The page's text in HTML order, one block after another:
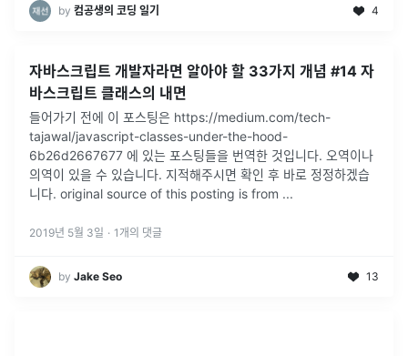
by 컴공생의 코딩 일기 4
자바스크립트 개발자라면 알아야 할 33가지 개념 #14 자
바스크립트 클래스의 내면
들어가기 전에 이 포스팅은 https://medium.com/tech-
tajawal/javascript-classes-under-the-hood-
6b26d2667677 에 있는 포스팅들을 번역한 것입니다. 오역이나
의역이 있을 수 있습니다. 지적해주시면 확인 후 바로 정정하겠습
니다. original source of this posting is from ...
2019년 5월 3일 · 1 개의 댓글
by Jake Seo 13